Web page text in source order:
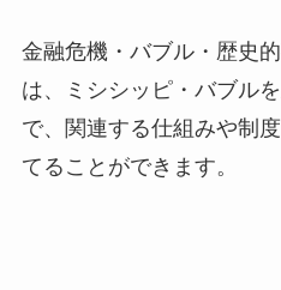
金融危機・バブル・歴史
は、ミシシッピ・バブル
で、関連する仕組みや制
てることができます。